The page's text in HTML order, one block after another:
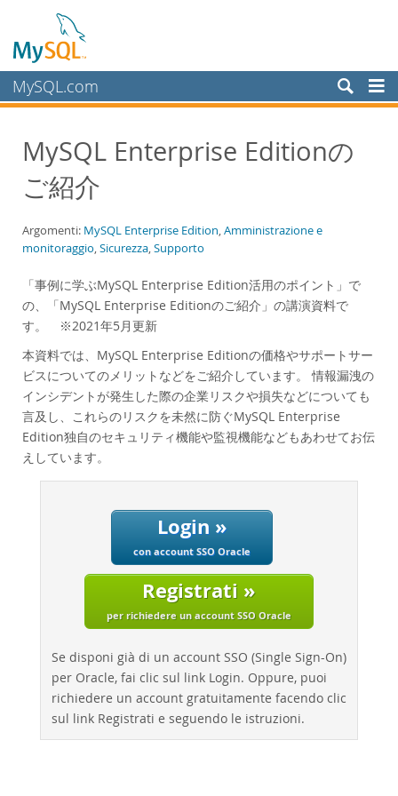
MySQL.com
Servizi
Partner
Perché MySQL?
Presentations
Videos
Case Studies
Books
Performance
Benchmarks
Migration
TCO Savings
Come acquistare
Documentazione
Sviluppatori
MySQL Enterprise Editionの
ご紹介
Argomenti: MySQL Enterprise Edition,Amministrazione e
monitoraggio,Sicurezza,Supporto
「事例に学ぶMySQL Enterprise Edition活用のポイント」で
の、「MySQL Enterprise Editionのご紹介」の講演資料で
す。 ※2021年5月更新
本資料では、MySQL Enterprise Editionの価格やサポートサー
ビスについてのメリットなどをご紹介しています。 情報漏洩の
インシデントが発生した際の企業リスクや損失などについても
言及し、これらのリスクを未然に防ぐMySQL Enterprise
Edition独自のセキュリティ機能や監視機能などもあわせてお伝
えしています。
Login »
con account SSO Oracle
Registrati »
per richiedere un account SSO Oracle
Se disponi già di un account SSO (Single Sign-On)
per Oracle, fai clic sul link Login. Oppure, puoi
richiedere un account gratuitamente facendo clic
sul link Registrati e seguendo le istruzioni.